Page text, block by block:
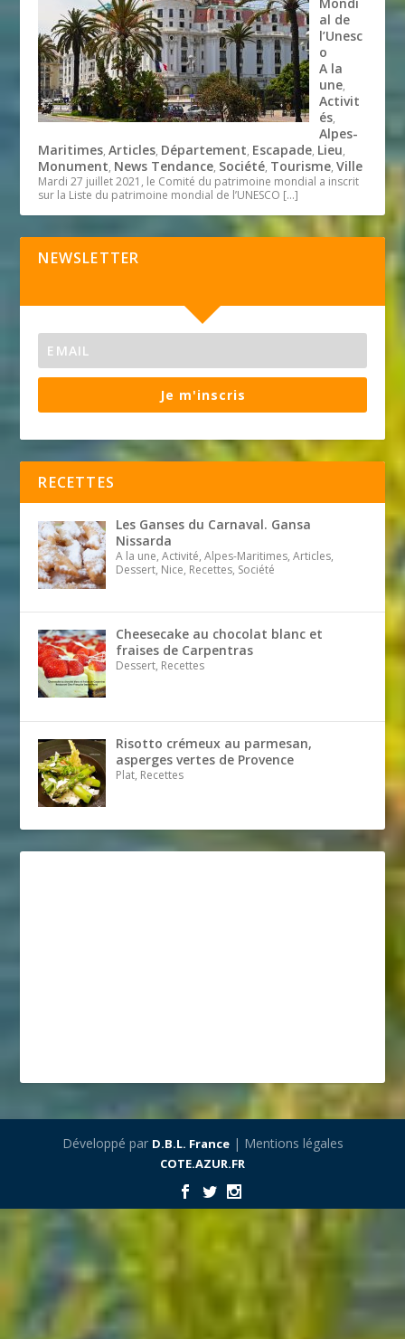
Mondi
al de
l’Unesc
o
A la
une,
Activit
és,
Alpes-
Maritimes,Articles, Département, Escapade, Lieu,
Monument, News Tendance, Société, Tourisme,Ville
Mardi 27 juillet 2021, le Comité du patrimoine mondial a inscrit
sur la Liste du patrimoine mondial de l’UNESCO […]
NEWSLETTER
Je m'inscris
RECETTES
Les Ganses du Carnaval. Gansa
Nissarda
A la une, Activité, Alpes-Maritimes, Articles,
Dessert, Nice, Recettes, Société
Cheesecake au chocolat blanc et
fraises de Carpentras
Dessert, Recettes
Risotto crémeux au parmesan,
asperges vertes de Provence
Plat, Recettes
Développé par D.B.L. France| Mentions légales
COTE.AZUR.FR